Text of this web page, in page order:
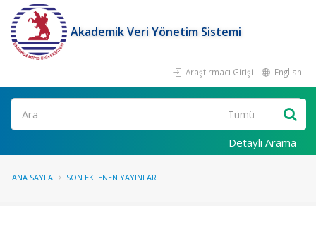
Akademik Veri Yönetim Sistemi
Araştırmacı Girişi English
Ara
Detaylı Arama
ANA SAYFA SON EKLENEN YAYINLAR